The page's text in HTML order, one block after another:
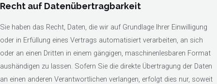
Recht auf Daten­übertrag­barkeit
Sie haben das Recht, Daten, die wir auf Grundlage Ihrer Einwilligung
oder in Erfüllung eines Vertrags automatisiert verarbeiten, an sich
oder an einen Dritten in einem gängigen, maschinenlesbaren Format
aushändigen zu lassen. Sofern Sie die direkte Übertragung der Daten
an einen anderen Verantwortlichen verlangen, erfolgt dies nur, soweit